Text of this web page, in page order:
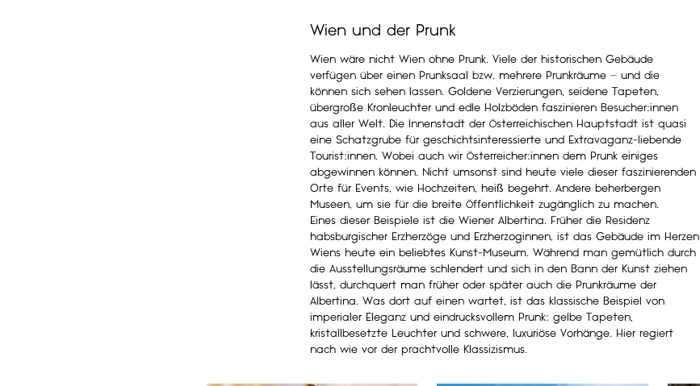
Wien und der Prunk
Wien wäre nicht Wien ohne Prunk. Viele der historischen Gebäude
verfügen über einen Prunksaal bzw. mehrere Prunkräume – und die
können sich sehen lassen. Goldene Verzierungen, seidene Tapeten,
übergroße Kronleuchter und edle Holzböden faszinieren Besucher:innen
aus aller Welt. Die Innenstadt der Österreichischen Hauptstadt ist quasi
eine Schatzgrube für geschichtsinteressierte und Extravaganz-liebende
Tourist:innen. Wobei auch wir Österreicher:innen dem Prunk einiges
abgewinnen können. Nicht umsonst sind heute viele dieser faszinierenden
Orte für Events, wie Hochzeiten, heiß begehrt. Andere beherbergen
Museen, um sie für die breite Öffentlichkeit zugänglich zu machen.
Eines dieser Beispiele ist die Wiener Albertina. Früher die Residenz
habsburgischer Erzherzöge und Erzherzoginnen, ist das Gebäude im Herzen
Wiens heute ein beliebtes Kunst-Museum. Während man gemütlich durch
die Ausstellungsräume schlendert und sich in den Bann der Kunst ziehen
lässt, durchquert man früher oder später auch die Prunkräume der
Albertina. Was dort auf einen wartet, ist das klassische Beispiel von
imperialer Eleganz und eindrucksvollem Prunk: gelbe Tapeten,
kristallbesetzte Leuchter und schwere, luxuriöse Vorhänge. Hier regiert
nach wie vor der prachtvolle Klassizismus.